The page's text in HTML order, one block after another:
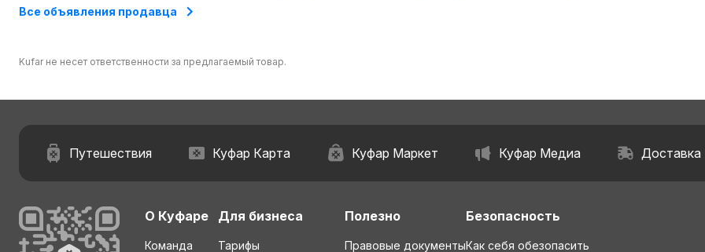
Все объявления продавца
Kufar не несет ответственности за предлагаемый товар.
Путешествия Куфар Карта Куфар Маркет Куфар Медиа Доставка
О Куфаре
Команда
Для бизнеса
Тарифы
Полезно
Правовые документы
Безопасность
Как себя обезопасить